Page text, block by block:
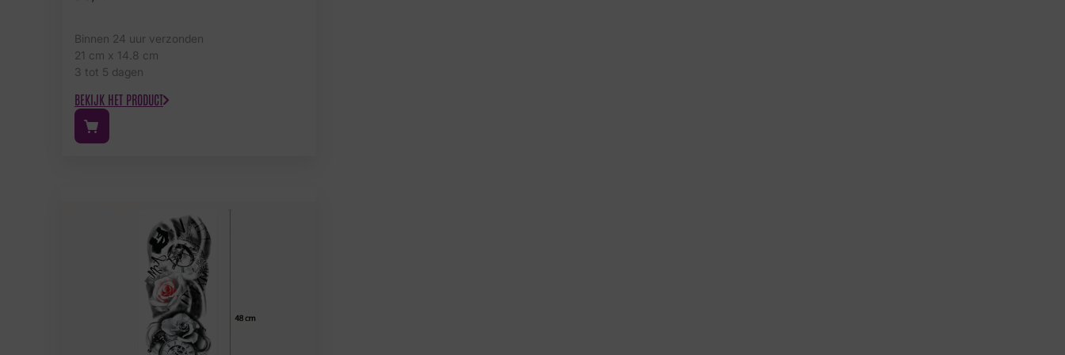
Binnen 24 uur verzonden
21 cm x 14.8 cm
3 tot 5 dagen
BEKIJK HET PRODUCT